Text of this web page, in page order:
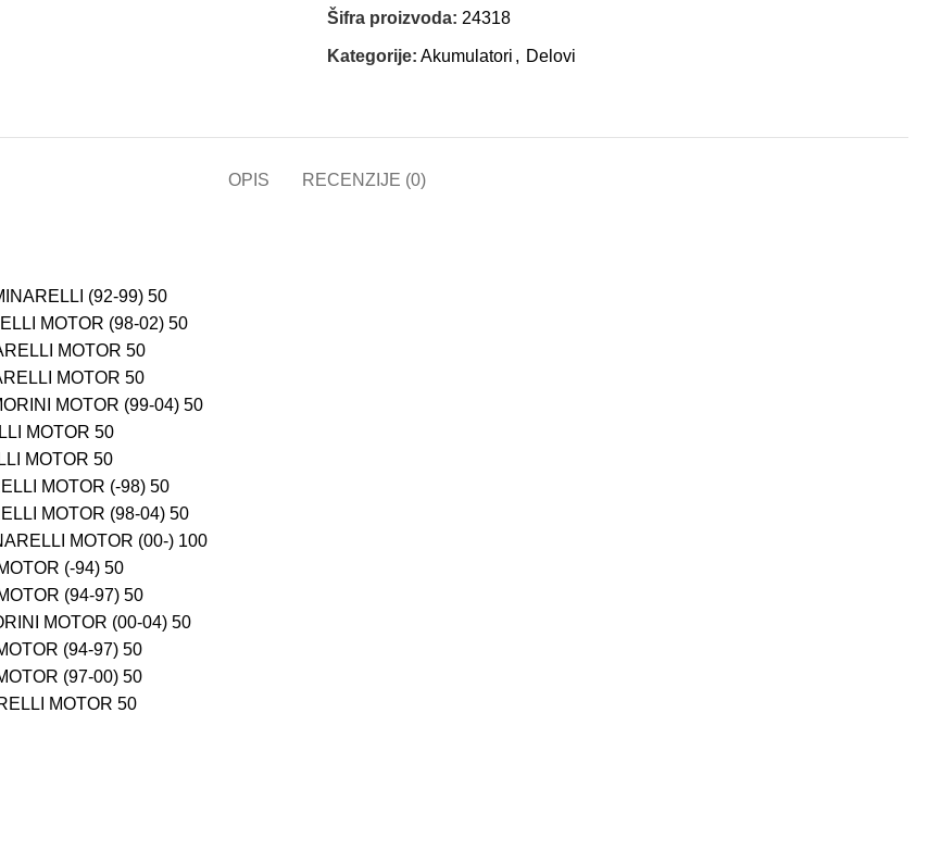
Šifra proizvoda: 24318
Kategorije: Akumulatori , Delovi
OPIS RECENZIJE (0)
(92-99) 50
MOTOR (98-02) 50
MOTOR 50
MOTOR 50
MOTOR (99-04) 50
MOTOR 50
MOTOR 50
MOTOR (-98) 50
MOTOR (98-04) 50
MOTOR (00-) 100
(-94) 50
(94-97) 50
MOTOR (00-04) 50
(94-97) 50
(97-00) 50
MOTOR 50